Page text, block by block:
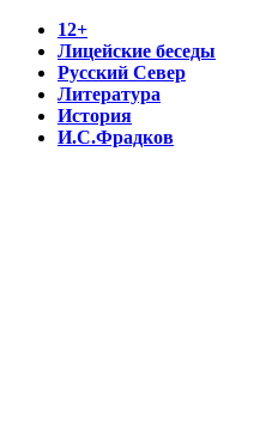
12+
Лицейские беседы
Русский Север
Литература
История
И.С.Фрадков